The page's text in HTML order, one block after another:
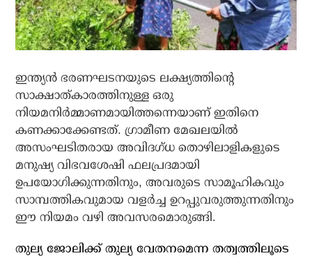
ഇന്ത്യന്‍ ഭരണഘടനയുടെ ലക്ഷ്യത്തിന്റെ
സാക്ഷാത്കാരത്തിനുള്ള ഒരു
നിയമനിര്‍മ്മാണമായിത്തന്നെയാണ് ഇതിനെ
കണക്കാക്കേണ്ടത്. ഗ്രാമീണ മേഖലയില്‍
അസംഘടിതരായ അവിദഗ്ധ തൊഴിലാളികളുടെ
മനുഷ്യ വിഭവശേഷി ഫലപ്രദമായി
ഉപയോഗിക്കുന്നതിനും, അവരുടെ സാമൂഹികവും
സാമ്പത്തികവുമായ വളര്‍ച്ച ഉറപ്പുവരുത്തുന്നതിനും
ഈ നിയമം വഴി അവസരമൊരുങ്ങി.
തുല്യ ജോലിക്ക് തുല്യ വേതനമെന്ന തത്വത്തിലൂടെ